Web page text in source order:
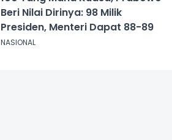
Beri Nilai Dirinya: 98 Milik
Presiden, Menteri Dapat 88-89
NASIONAL